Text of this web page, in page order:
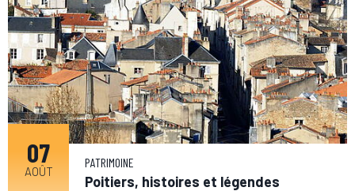
07
AOÛT
PATRIMOINE
Poitiers, histoires et légendes